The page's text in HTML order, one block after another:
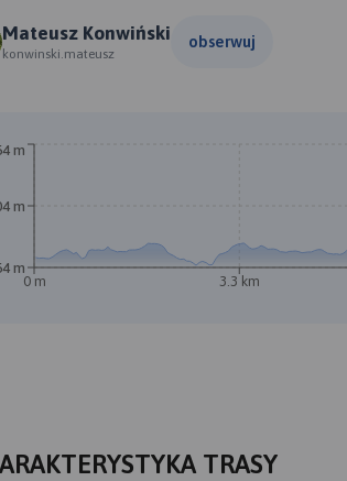
Mateusz Konwiński
konwinski.mateusz
obserwuj
0 m 3.3 km
m
m
m
TRASY